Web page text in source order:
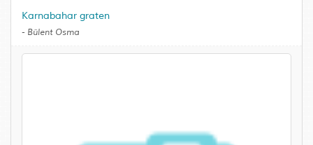
Karnabahar graten
- Bülent Osma